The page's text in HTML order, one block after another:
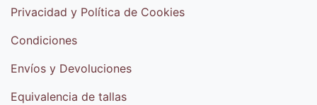
Privacidad y Política de Cookies
Condiciones
Envíos y Devoluciones
Equivalencia de tallas